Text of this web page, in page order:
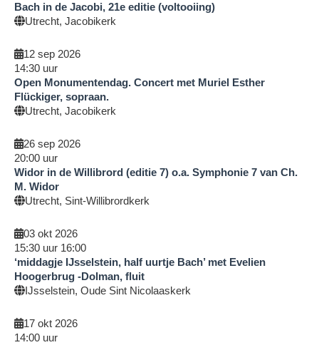
Bach in de Jacobi, 21e editie (voltooiing)
Utrecht, Jacobikerk
12 sep 2026
14:30 uur
Open Monumentendag. Concert met Muriel Esther
Flückiger, sopraan.
Utrecht, Jacobikerk
26 sep 2026
20:00 uur
Widor in de Willibrord (editie 7) o.a. Symphonie 7 van Ch.
M. Widor
Utrecht, Sint-Willibrordkerk
03 okt 2026
15:30 uur 16:00
‘middagje IJsselstein, half uurtje Bach’ met Evelien
Hoogerbrug -Dolman, fluit
IJsselstein, Oude Sint Nicolaaskerk
17 okt 2026
14:00 uur